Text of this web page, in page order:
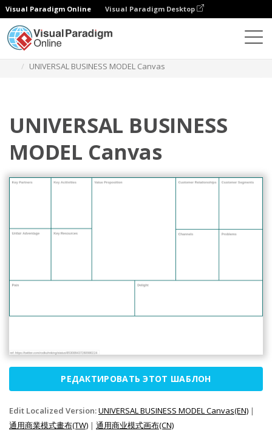
Visual Paradigm Online Visual Paradigm Desktop
UNIVERSAL BUSINESS MODEL Canvas
UNIVERSAL BUSINESS
MODEL Canvas
РЕДАКТИРОВАТЬ ЭТОТ ШАБЛОН
Edit Localized Version:UNIVERSAL BUSINESS MODEL Canvas(EN) |
通用商業模式畫布(TW) | 通用商业模式画布(CN)